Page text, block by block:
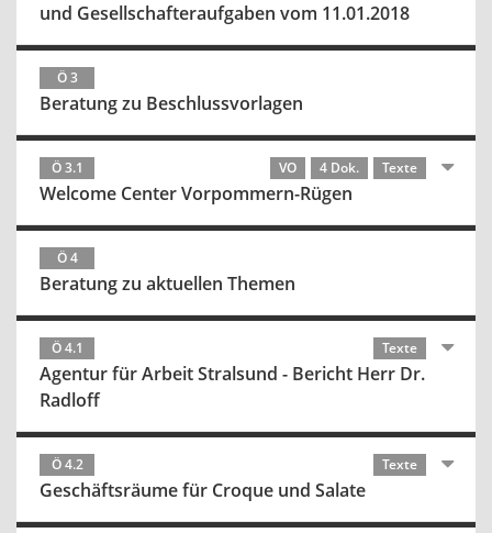
und Gesellschafteraufgaben vom 11.01.2018
Ö 3
Beratung zu Beschlussvorlagen
Ö 3.1 VO 4 Dok. Texte
Welcome Center Vorpommern-Rügen
Ö 4
Beratung zu aktuellen Themen
Ö 4.1 Texte
Agentur für Arbeit Stralsund - Bericht Herr Dr.
Radloff
Ö 4.2 Texte
Geschäftsräume für Croque und Salate